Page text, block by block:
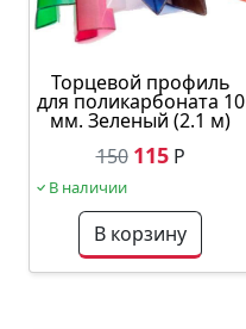
Торцевой профиль
для поликарбоната 10
мм. Зеленый (2.1 м)
150 115Р
В наличии
В корзину